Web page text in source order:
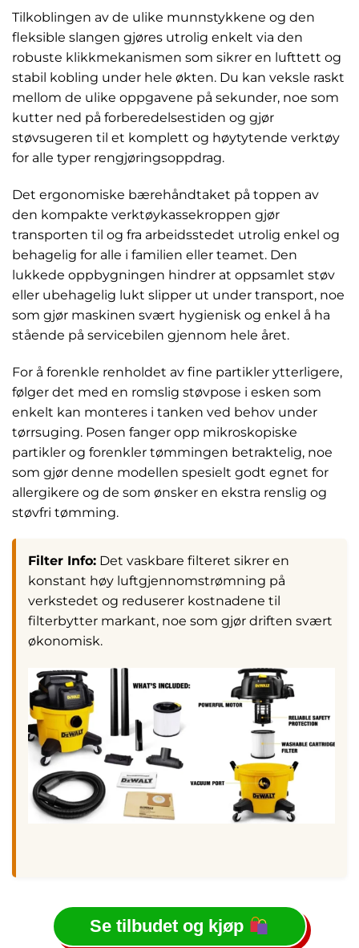
Tilkoblingen av de ulike munnstykkene og den
fleksible slangen gjøres utrolig enkelt via den
robuste klikkmekanismen som sikrer en lufttett og
stabil kobling under hele økten. Du kan veksle raskt
mellom de ulike oppgavene på sekunder, noe som
kutter ned på forberedelsestiden og gjør
støvsugeren til et komplett og høytytende verktøy
for alle typer rengjøringsoppdrag.
Det ergonomiske bærehåndtaket på toppen av
den kompakte verktøykassekroppen gjør
transporten til og fra arbeidsstedet utrolig enkel og
behagelig for alle i familien eller teamet. Den
lukkede oppbygningen hindrer at oppsamlet støv
eller ubehagelig lukt slipper ut under transport, noe
som gjør maskinen svært hygienisk og enkel å ha
stående på servicebilen gjennom hele året.
For å forenkle renholdet av fine partikler ytterligere,
følger det med en romslig støvpose i esken som
enkelt kan monteres i tanken ved behov under
tørrsuging. Posen fanger opp mikroskopiske
partikler og forenkler tømmingen betraktelig, noe
som gjør denne modellen spesielt godt egnet for
allergikere og de som ønsker en ekstra renslig og
støvfri tømming.
Filter Info: Det vaskbare filteret sikrer en
konstant høy luftgjennomstrømning på
verkstedet og reduserer kostnadene til
filterbytter markant, noe som gjør driften svært
økonomisk.
Se tilbudet og kjøp